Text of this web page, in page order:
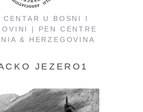
CENTAR U BOSNI I
| PEN CENTRE
& HERZEGOVINA
JEZERO1